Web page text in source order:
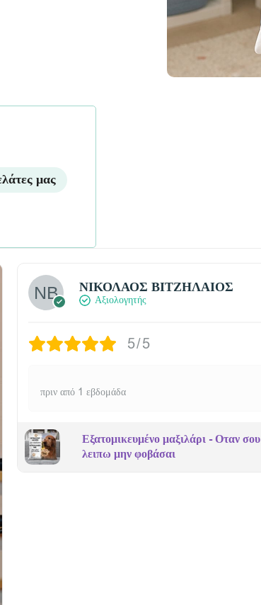
μας
ΝΙΚΟΛΑΟΣ ΒΙΤΖΗΛΑΙΟΣ
Αξιολογητής
5/5
πριν από 1 εβδομάδα
Εξατομικευμένο μαξιλάρι - Οταν σου
λειπω μην φοβάσαι